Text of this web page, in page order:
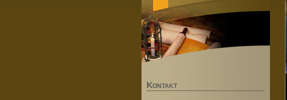
KONTAKT